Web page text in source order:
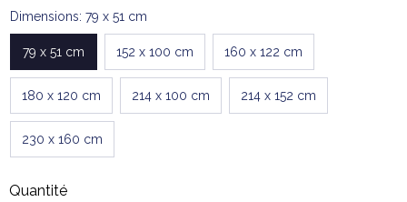
Dimensions: 79 x 51 cm
79 x 51 cm 152 x 100 cm 160 x 122 cm
180 x 120 cm 214 x 100 cm 214 x 152 cm
230 x 160 cm
Quantité